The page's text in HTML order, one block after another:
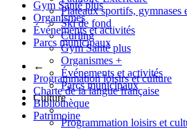
Gym Santé plus
Organismes
Événements et activités
Parcs municipaux
←
Programmation loisirs et culture
Charte de la langue française
Bibliothèque
Patrimoine
Plateaux sportifs, gymnases
Ski de fond
Curling
Gym Santé plus
Organismes +
Événements et activités
Parcs municipaux
Culture
Programmation loisirs et